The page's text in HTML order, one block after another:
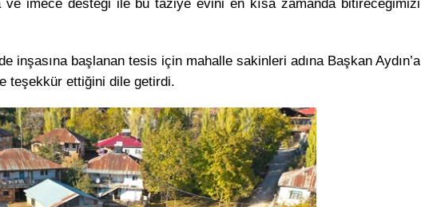
ve imece desteği ile bu taziye evini en kısa zamanda bitireceğimizi
inşasına başlanan tesis için mahalle sakinleri adına Başkan Aydın’a
teşekkür ettiğini dile getirdi.